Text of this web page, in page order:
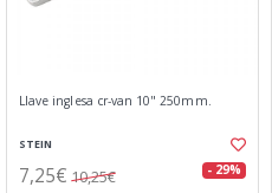
Llave inglesa cr-van 10" 250mm.
STEIN
7,25€ 10,25€ - 29%